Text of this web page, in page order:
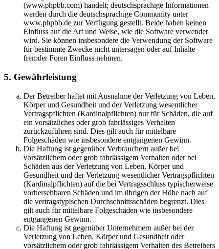
(www.phpbb.com) handelt; deutschsprachige Informationen
werden durch die deutschsprachige Community unter
www.phpbb.de zur Verfügung gestellt. Beide haben keinen
Einfluss auf die Art und Weise, wie die Software verwendet
wird. Sie können insbesondere die Verwendung der Software
für bestimmte Zwecke nicht untersagen oder auf Inhalte
fremder Foren Einfluss nehmen.
5. Gewährleistung
Der Betreiber haftet mit Ausnahme der Verletzung von Leben,
Körper und Gesundheit und der Verletzung wesentlicher
Vertragspflichten (Kardinalpflichten) nur für Schäden, die auf
ein vorsätzliches oder grob fahrlässiges Verhalten
zurückzuführen sind. Dies gilt auch für mittelbare
Folgeschäden wie insbesondere entgangenen Gewinn.
Die Haftung ist gegenüber Verbrauchern außer bei
vorsätzlichem oder grob fahrlässigem Verhalten oder bei
Schäden aus der Verletzung von Leben, Körper und
Gesundheit und der Verletzung wesentlicher Vertragspflichten
(Kardinalpflichten) auf die bei Vertragsschluss typischerweise
vorhersehbaren Schäden und im übrigen der Höhe nach auf
die vertragstypischen Durchschnittsschäden begrenzt. Dies
gilt auch für mittelbare Folgeschäden wie insbesondere
entgangenen Gewinn.
Die Haftung ist gegenüber Unternehmern außer bei der
Verletzung von Leben, Körper und Gesundheit oder
vorsätzlichem oder grob fahrlässigem Verhalten des Betreibers